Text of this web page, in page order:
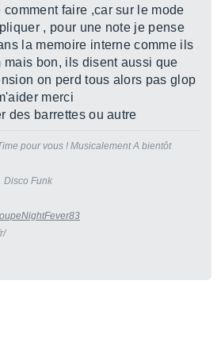
faire ,car sur le mode
, pour une note je pense
la memoire interne comme ils
mais bon, ils disent aussi que
on perd tous alors pas glop
merci
des barrettes ou autre
pour vous ! Musicalement A bientôt
Disco Funk